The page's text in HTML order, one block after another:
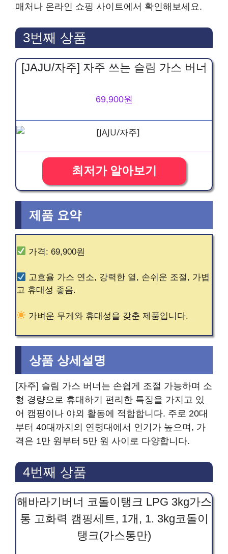
매처나 온라인 쇼핑 사이트에서 확인해보세요.
3번째 상품
[JAJU/자주] 자주 쓰는 슬림 가스 버너
69,900원
최저가 알아보기
제품 요약
가격: 69,900원
고효율 가스 연소, 강력한 열, 손쉬운 조절, 가볍
고 휴대성 좋음.
가벼운 무게와 휴대성을 갖춘 제품입니다.
상품 상세설명
[자주] 슬림 가스 버너는 손쉽게 조절 가능하며 소
형 경량으로 휴대하기 편리한 특징을 가지고 있
어 캠핑이나 야외 활동에 적합합니다. 주로 20대
부터 40대까지의 연령대에서 인기가 높으며, 가
격은 1만 원부터 5만 원 사이로 다양합니다.
4번째 상품
해바라기버너 코돌이탱크 LPG 3kg가스
통 고화력 캠핑세트, 1개, 1. 3kg코돌이
탱크(가스통만)